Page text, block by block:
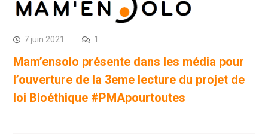
7 juin 2021 1
Mam’ensolo présente dans les média pour
l’ouverture de la 3eme lecture du projet de
loi Bioéthique #PMApourtoutes